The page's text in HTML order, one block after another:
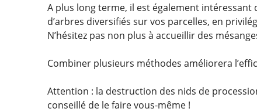
A plus long terme, il est également
d’arbres diversifiés sur vos parcelles, en
N’hésitez pas non plus à accueillir des
Combiner plusieurs méthodes améliorera
Attention : la destruction des nids de
conseillé de le faire vous-même !